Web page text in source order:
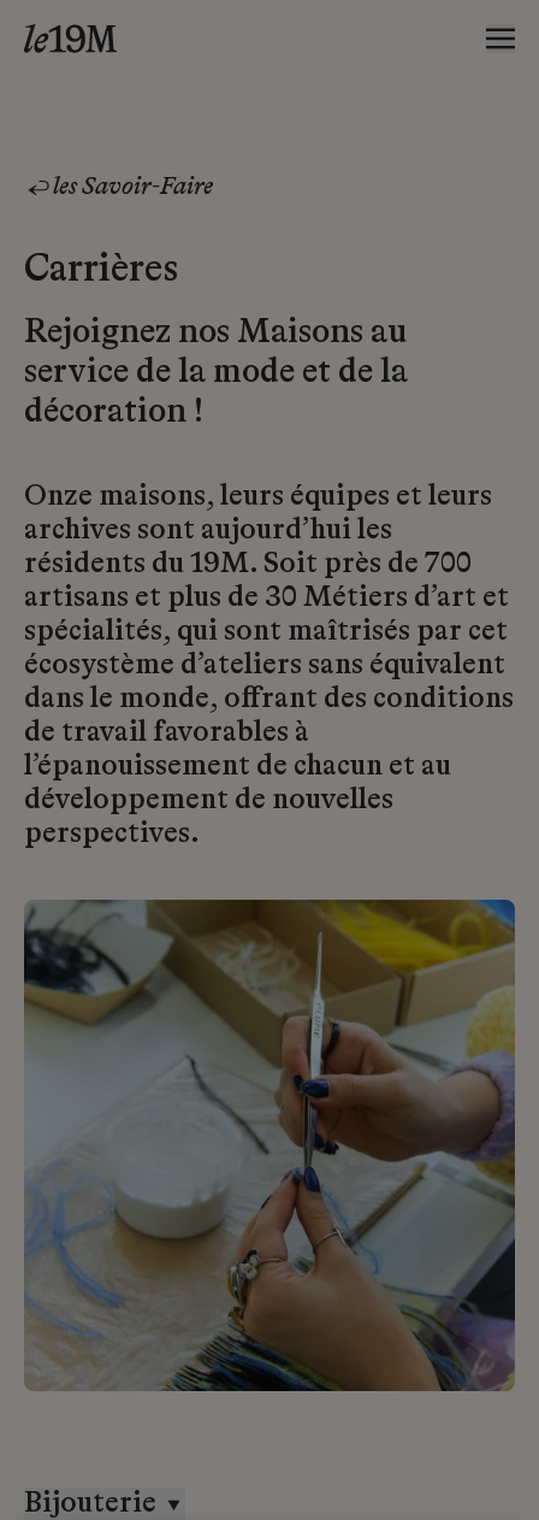
les Savoir-Faire
Carrières
Rejoignez nos Maisons au
service de la mode et de la
décoration !
Onze maisons, leurs équipes et leurs
archives sont aujourd’hui les
résidents du 19M. Soit près de 700
artisans et plus de 30 Métiers d’art et
spécialités, qui sont maîtrisés par cet
écosystème d’ateliers sans équivalent
dans le monde, offrant des conditions
de travail favorables à
l’épanouissement de chacun et au
développement de nouvelles
perspectives.
Bijouterie